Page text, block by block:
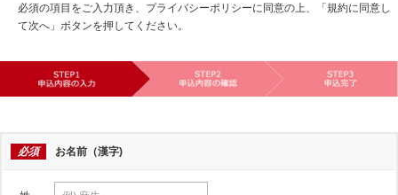
必須の項目をご入力頂き、プライバシーポリシーに同意の上、「規約に同意し
て次へ」ボタンを押してください。
必須 お名前（漢字)